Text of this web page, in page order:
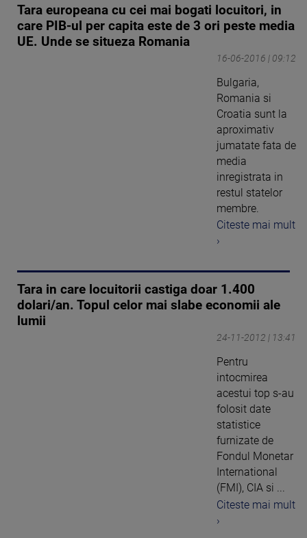
Tara europeana cu cei mai bogati locuitori, in
care PIB-ul per capita este de 3 ori peste media
UE. Unde se situeza Romania
16-06-2016 | 09:12
Bulgaria,
Romania si
Croatia sunt la
aproximativ
jumatate fata de
media
inregistrata in
restul statelor
membre.
Citeste mai mult
›
Tara in care locuitorii castiga doar 1.400
dolari/an. Topul celor mai slabe economii ale
lumii
24-11-2012 | 13:41
Pentru
intocmirea
acestui top s-au
folosit date
statistice
furnizate de
Fondul Monetar
International
(FMI), CIA si ...
Citeste mai mult
›